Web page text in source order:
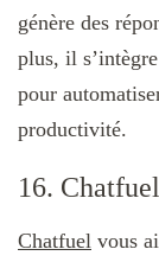
génère des
plus, il
pour
productivité.
16. Chatfuel
Chatfuel vous